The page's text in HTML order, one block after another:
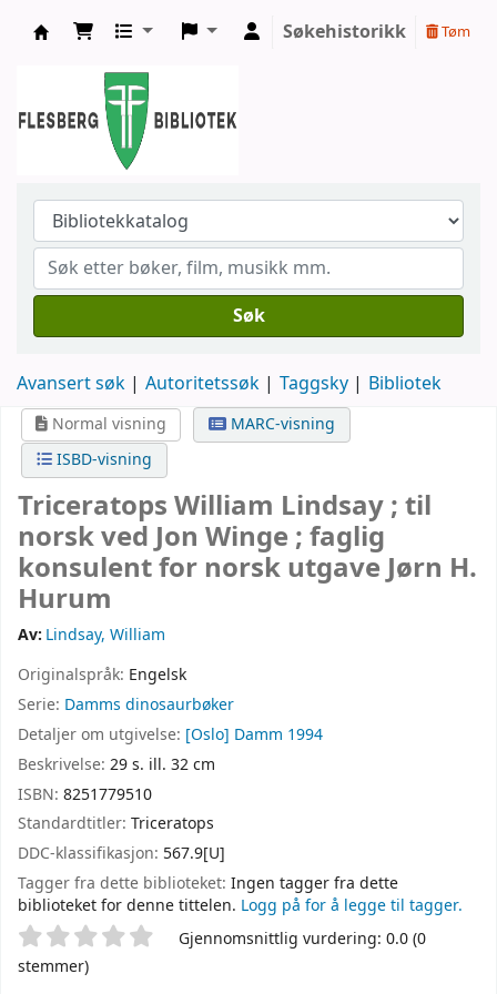
Søkehistorikk Tøm
Søk
Avansert søk Autoritetssøk Taggsky Bibliotek
Normal visning
MARC-visning
ISBD-visning
TriceratopsWilliam Lindsay ; til
norsk ved Jon Winge ; faglig
konsulent for norsk utgave Jørn H.
Hurum
Av: Lindsay, William
Originalspråk: Engelsk
Serie: Damms dinosaurbøker
Detaljer om utgivelse: [Oslo] Damm 1994
Beskrivelse: 29 s. ill. 32 cm
ISBN: 8251779510
Standardtitler: Triceratops
DDC-klassifikasjon: 567.9[U]
Tagger fra dette biblioteket: Ingen tagger fra dette
biblioteket for denne tittelen. Logg på for å legge til tagger.
StjernevurderingGjennomsnittlig vurdering: 0.0 (0
stemmer)